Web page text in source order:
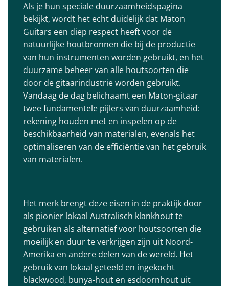
Als je hun speciale duurzaamheidspagina
bekijkt, wordt het echt duidelijk dat Maton
Guitars een diep respect heeft voor de
natuurlijke houtbronnen die bij de productie
van hun instrumenten worden gebruikt, en het
duurzame beheer van alle houtsoorten die
door de gitaarindustrie worden gebruikt.
Vandaag de dag belichaamt een Maton-gitaar
twee fundamentele pijlers van duurzaamheid:
rekening houden met en inspelen op de
beschikbaarheid van materialen, evenals het
optimaliseren van de efficiëntie van het gebruik
van materialen.
Het merk brengt deze eisen in de praktijk door
als pionier lokaal Australisch klankhout te
gebruiken als alternatief voor houtsoorten die
moeilijk en duur te verkrijgen zijn uit Noord-
Amerika en andere delen van de wereld. Het
gebruik van lokaal geteeld en ingekocht
blackwood, bunya-hout en esdoornhout uit